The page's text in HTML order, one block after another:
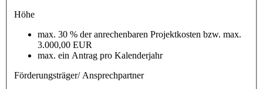
Höhe
max. 30 % der anrechenbaren Projektkosten bzw. max.
3.000,00 EUR
max. ein Antrag pro Kalenderjahr
Förderungsträger/ Ansprechpartner